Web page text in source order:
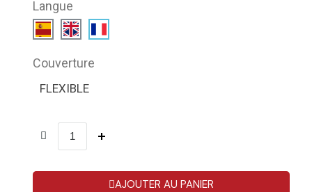
Langue
Couverture
FLEXIBLE
AJOUTER AU PANIER